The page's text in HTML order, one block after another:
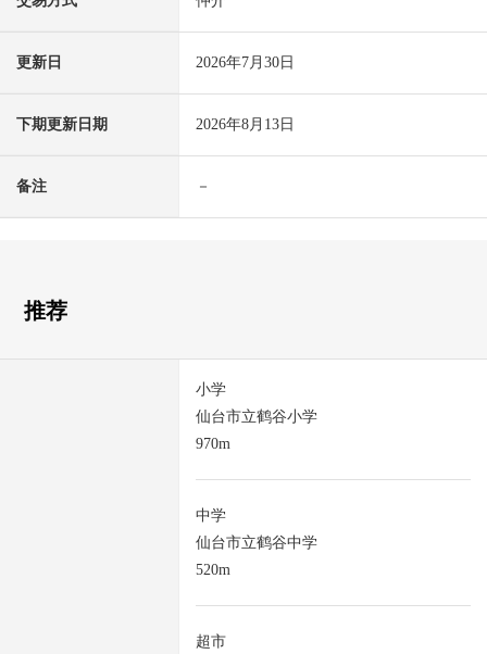
更新日 2026年7月30日
下期更新日期 2026年8月13日
备注 －
推荐
小学
仙台市立鹤谷小学
970m
中学
仙台市立鹤谷中学
520m
超市